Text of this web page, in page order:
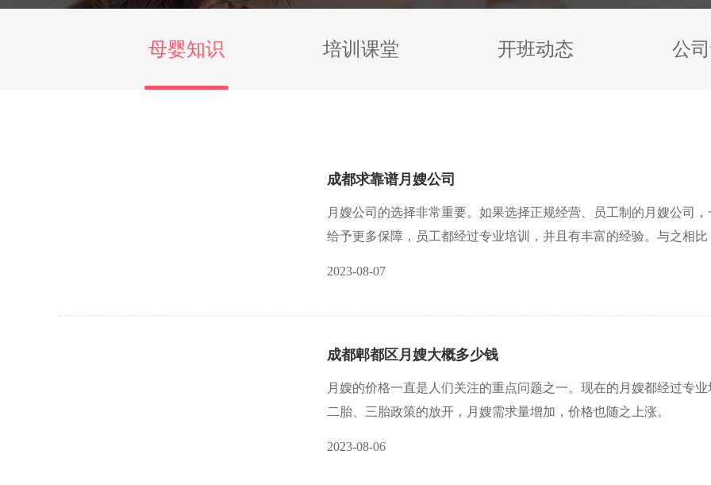
母婴知识 培训课堂 开班动态 公
成都求靠谱月嫂公司
月嫂公司的选择非常重要。如果选择正规经营、员工制的月嫂公司
给予更多保障，员工都经过专业培训，并且有丰富的经验。与之相
2023-08-07
成都郫都区月嫂大概多少钱
月嫂的价格一直是人们关注的重点问题之一。现在的月嫂都经过专
二胎、三胎政策的放开，月嫂需求量增加，价格也随之上涨。
2023-08-06